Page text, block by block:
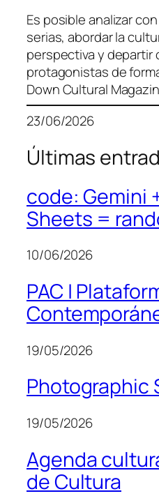
Es posible analizar
serias, abordar la
perspectiva y departir
protagonistas de
Down Cultural
23/06/2026
Últimas
code: Gemini
Sheets =
10/06/2026
PAC |
19/05/2026
Photographic
19/05/2026
Agenda
de Cultura